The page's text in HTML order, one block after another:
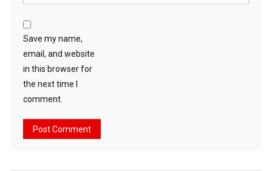
Save my name,
email, and website
in this browser for
the next time I
comment.